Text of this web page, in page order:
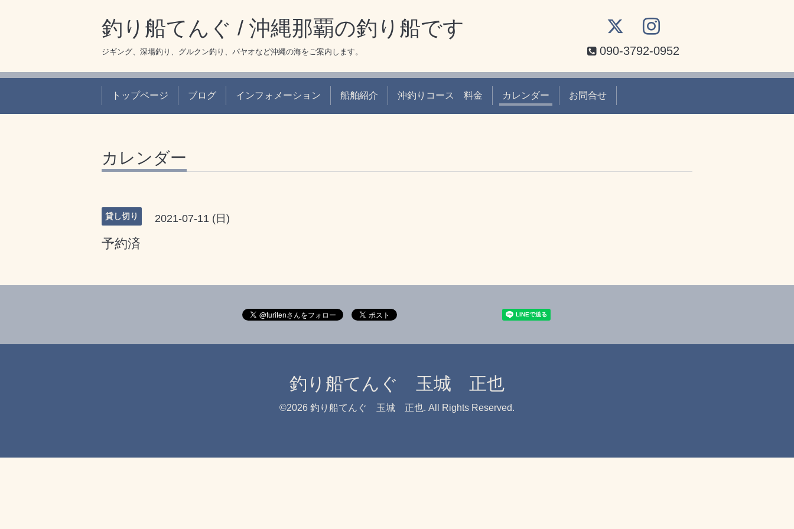
釣り船てんぐ / 沖縄那覇の釣り船です
ジギング、深場釣り、グルクン釣り、パヤオなど沖縄の海をご案内します。 090-3792-0952
トップページ ブログ インフォメーション 船舶紹介 沖釣りコース 料金 カレンダー お問合せ
カレンダー
貸し切り 2021-07-11 (日)
予約済
釣り船てんぐ 玉城 正也
©2026 釣り船てんぐ 玉城 正也. All Rights Reserved.